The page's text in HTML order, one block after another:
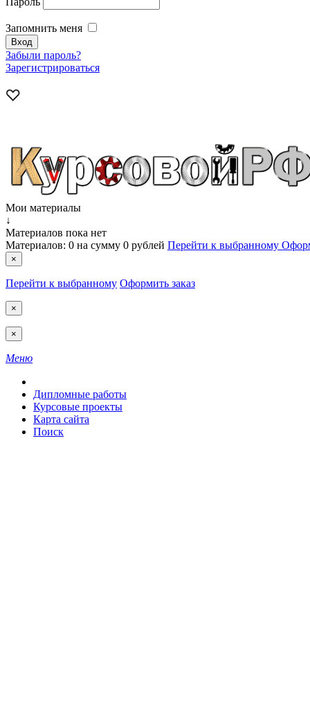
Запомнить меня
Забыли пароль?
Зарегистрироваться
Мои материалы
↓
Материалов пока нет
Материалов: 0 на сумму 0 рублей Перейти к выбранному
×
Перейти к выбранному Оформить заказ
×
×
Меню
Дипломные работы
Курсовые проекты
Карта сайта
Поиск